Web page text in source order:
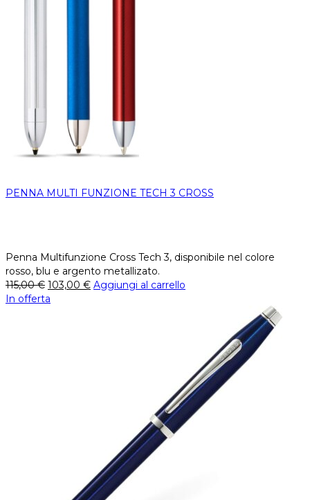
PENNA MULTI FUNZIONE TECH 3 CROSS
Penna Multifunzione Cross Tech 3, disponibile nel colore
rosso, blu e argento metallizato.
115,00€ 103,00 € Aggiungi al carrello
In offerta